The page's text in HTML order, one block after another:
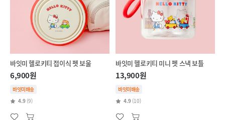
바잇미 헬로키티 접이식 펫 보울
6,900원
바잇미배송
4.9 (9)
바잇미 헬로키티 미니 펫 스낵 보틀
13,900원
바잇미배송
4.9 (10)